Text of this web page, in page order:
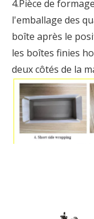
4.Pièce de
l'emballage des
boîte après le
les boîtes finies
deux côtés de la